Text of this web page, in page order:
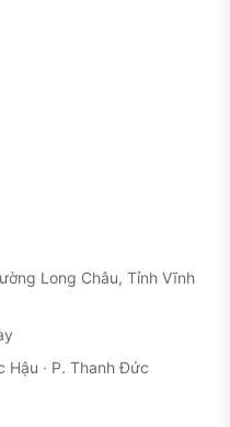
Long Châu, Tỉnh Vĩnh
Hậu · P. Thanh Đức